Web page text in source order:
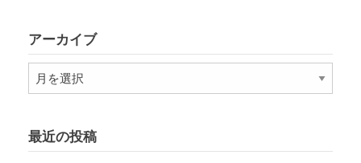
ー
アーカイブ
ア
ー
ブ
最近の投稿